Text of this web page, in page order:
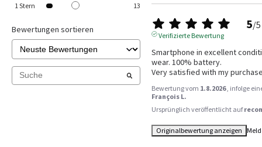
1 Stern 13
Bewertungen sortieren 5/5
Verifizierte Bewertung
Smartphone in excellent
wear. 100% battery.
Very satisfied with my
Bewertung vom 1.8.2026 , infolge
François L.
Ursprünglich veröffentlicht auf
Originalbewertung anzeigen